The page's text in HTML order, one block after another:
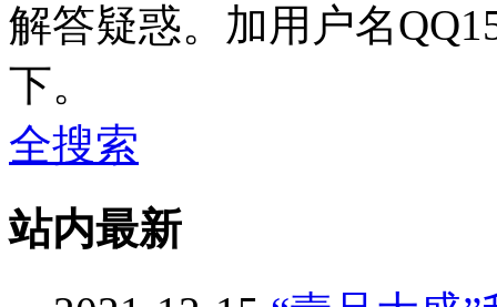
解答疑惑。加用户名
下。
全搜索
站内最新